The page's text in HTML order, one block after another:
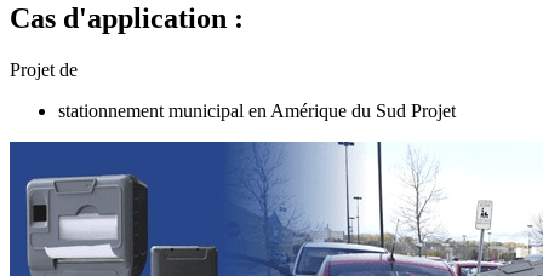
Cas d'application :
Projet de
stationnement municipal en Amérique du Sud Projet